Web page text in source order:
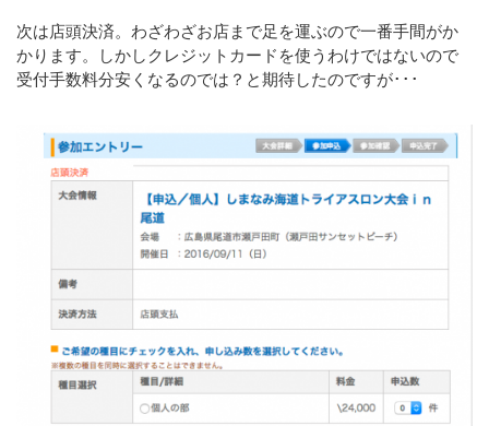
次は店頭決済。わざわざお店まで足を運ぶので一番手間がか
かります。しかしクレジットカードを使うわけではないので
受付手数料分安くなるのでは？と期待したのですが･･･